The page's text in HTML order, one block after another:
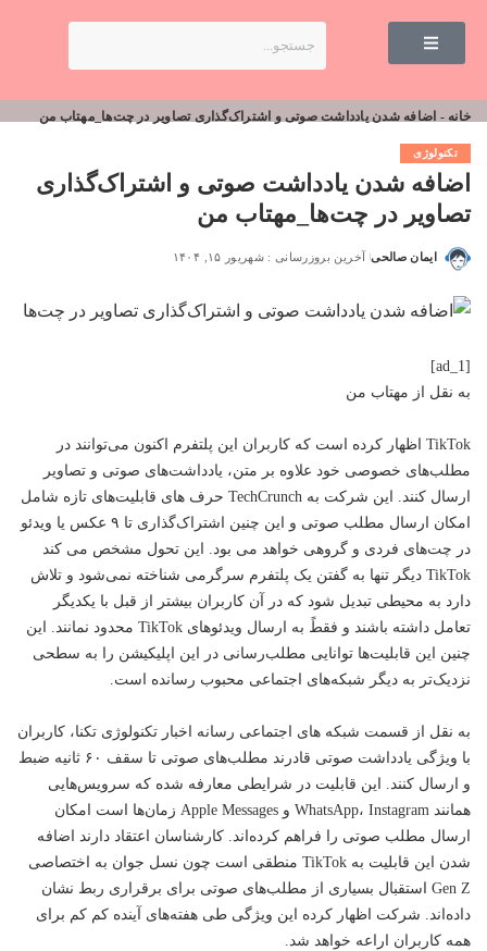
خانه - اضافه شدن یادداشت صوتی و اشتراک‌گذاری تصاویر در چت‌ها_مهتاب من
تکنولوژی
اضافه شدن یادداشت صوتی و اشتراک‌گذاری
تصاویر در چت‌ها_مهتاب من
ایمان صالحی آخرین بروزرسانی : شهریور ۱۵, ۱۴۰۴
[ad_1]
به نقل از مهتاب من
TikTok اظهار کرده است که کاربران این پلتفرم اکنون می‌توانند در
مطلب‌های خصوصی خود علاوه بر متن، یادداشت‌های صوتی و تصاویر
ارسال کنند. این شرکت به TechCrunch حرف های قابلیت‌های تازه شامل
امکان ارسال مطلب صوتی و این چنین اشتراک‌گذاری تا ۹ عکس یا ویدئو
در چت‌های فردی و گروهی خواهد می بود. این تحول مشخص می کند
TikTok دیگر تنها به گفتن یک پلتفرم سرگرمی شناخته نمی‌شود و تلاش
دارد به محیطی تبدیل شود که در آن کاربران بیشتر از قبل با یکدیگر
تعامل داشته باشند و فقطً به ارسال ویدئوهای TikTok محدود نمانند. این
چنین این قابلیت‌ها توانایی مطلب‌رسانی در این اپلیکیشن را به سطحی
نزدیک‌تر به دیگر شبکه‌های اجتماعی محبوب رسانده است.
به نقل از قسمت شبکه های اجتماعی رسانه اخبار تکنولوژی تکنا، کاربران
با ویژگی یادداشت صوتی قادرند مطلب‌های صوتی تا سقف ۶۰ ثانیه ضبط
و ارسال کنند. این قابلیت در شرایطی معارفه شده که سرویس‌هایی
همانند WhatsApp، Instagram و Apple Messages زمان‌ها است امکان
ارسال مطلب صوتی را فراهم کرده‌اند. کارشناسان اعتقاد دارند اضافه
شدن این قابلیت به TikTok منطقی است چون نسل جوان به اختصاصی
Gen Z استقبال بسیاری از مطلب‌های صوتی برای برقراری ربط نشان
داده‌اند. شرکت اظهار کرده این ویژگی طی هفته‌های آینده کم کم برای
همه کاربران اراعه خواهد شد.